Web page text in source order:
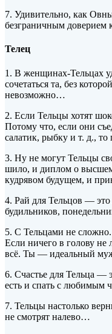
7. Удивительно, как
безграничным доверием
Телец
1. В женщинах-Тельцах
сочетаться та, без
невозможно…
2. Если Тельцы хотят
Потому что, если они
салатик, рыбку и т. д.,
3. Ну не могут Тельцы
шило, и диплом о
кудрявом будущем, и
4. Рай для Тельцов — это
будильников,
5. С Тельцами не сложно.
Если ничего в голову не
всё. Ты — идеальный
6. Счастье для Тельца —
есть и спать с любимым
7. Тельцы настолько
не смотрят налево…